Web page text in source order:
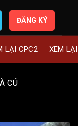
ĐĂNG KÝ
LẠI CPC2 XEM
CÚ